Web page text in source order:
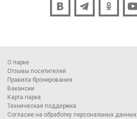
О парке
Отзывы посетителей
Правила бронирования
Вакансии
Карта парка
Техническая поддержка
Согласие на обработку персональных данных